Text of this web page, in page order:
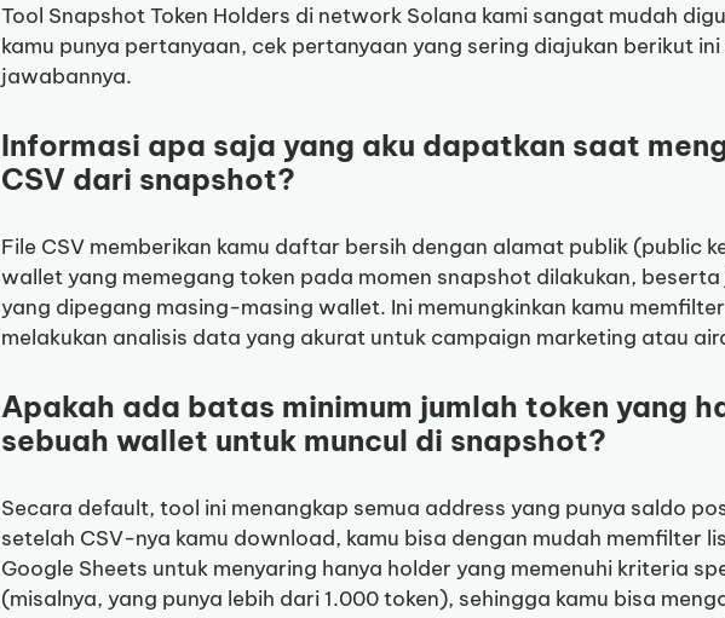
Tool Snapshot Token Holders di network Solana kami sangat mudah
kamu punya pertanyaan, cek pertanyaan yang sering diajukan berikut
jawabannya.
Informasi apa saja yang aku dapatkan saat
CSV dari snapshot?
File CSV memberikan kamu daftar bersih dengan alamat publik (public
wallet yang memegang token pada momen snapshot dilakukan,
yang dipegang masing-masing wallet. Ini memungkinkan kamu
melakukan analisis data yang akurat untuk campaign marketing atau
Apakah ada batas minimum jumlah token yang
sebuah wallet untuk muncul di snapshot?
Secara default, tool ini menangkap semua address yang punya saldo
setelah CSV-nya kamu download, kamu bisa dengan mudah memfilter
Google Sheets untuk menyaring hanya holder yang memenuhi kriteria
(misalnya, yang punya lebih dari 1.000 token), sehingga kamu bisa